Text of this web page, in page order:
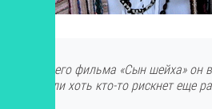
последнего фильма «Сын шейха» он
и если хоть кто-то рискнет еще